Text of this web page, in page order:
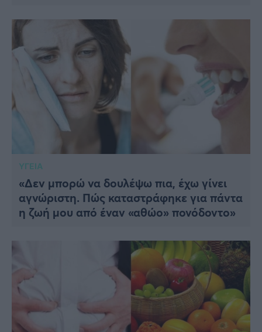
ΥΓΕΙΑ
«Δεν μπορώ να δουλέψω πια, έχω γίνει
αγνώριστη. Πώς καταστράφηκε για πάντα
η ζωή μου από έναν «αθώο» πονόδοντο»